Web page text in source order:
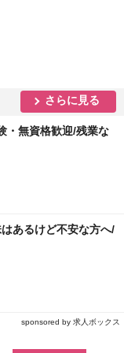
さらに見る
・無資格歓迎/残業な
あるけど不安な方へ/
sponsored by 求人ボックス